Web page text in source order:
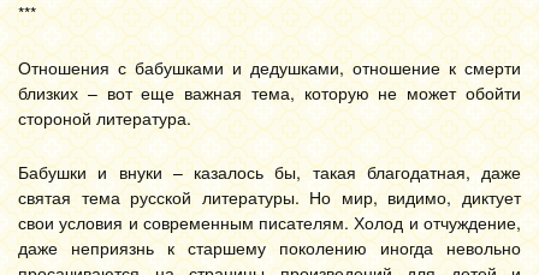
***
Отношения с бабушками и дедушками, отношение к смерти
близких – вот еще важная тема, которую не может обойти
стороной литература.
Бабушки и внуки – казалось бы, такая благодатная, даже
святая тема русской литературы. Но мир, видимо, диктует
свои условия и современным писателям. Холод и отчуждение,
даже неприязнь к старшему поколению иногда невольно